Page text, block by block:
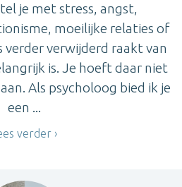
je met stress, angst,
moeilijke relaties of
verder verwijderd raakt van
is. Je hoeft daar niet
Als psycholoog bied ik je
een ...
verder